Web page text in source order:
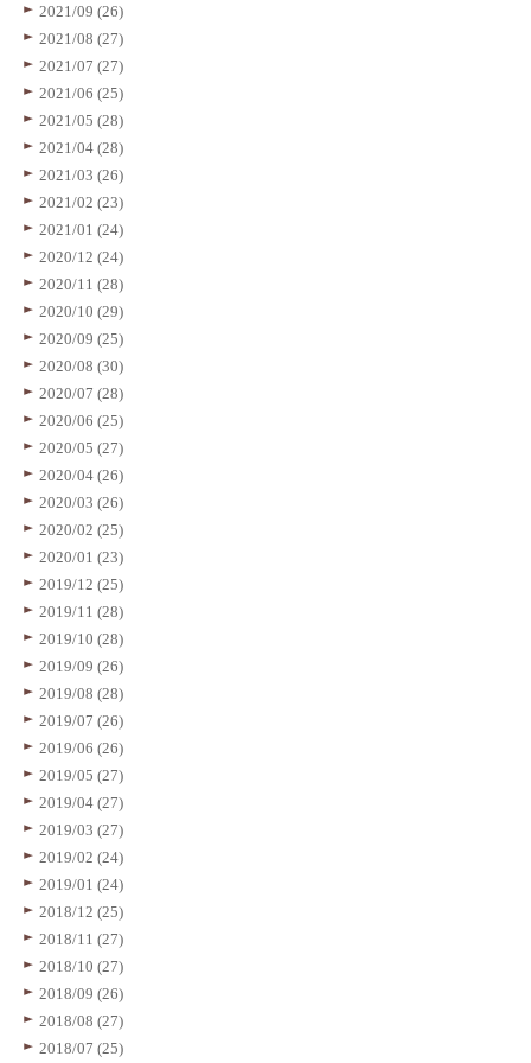
2021/09 (26)
2021/08 (27)
2021/07 (27)
2021/06 (25)
2021/05 (28)
2021/04 (28)
2021/03 (26)
2021/02 (23)
2021/01 (24)
2020/12 (24)
2020/11 (28)
2020/10 (29)
2020/09 (25)
2020/08 (30)
2020/07 (28)
2020/06 (25)
2020/05 (27)
2020/04 (26)
2020/03 (26)
2020/02 (25)
2020/01 (23)
2019/12 (25)
2019/11 (28)
2019/10 (28)
2019/09 (26)
2019/08 (28)
2019/07 (26)
2019/06 (26)
2019/05 (27)
2019/04 (27)
2019/03 (27)
2019/02 (24)
2019/01 (24)
2018/12 (25)
2018/11 (27)
2018/10 (27)
2018/09 (26)
2018/08 (27)
2018/07 (25)